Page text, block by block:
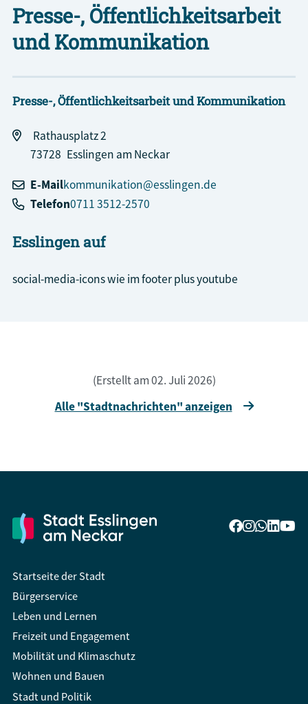
Presse-, Öffentlichkeitsarbeit
und Kommunikation
Presse-, Öffentlichkeitsarbeit und Kommunikation
Rathausplatz 2
73728 Esslingen am Neckar
E-Mailkommunikation@esslingen.de
Telefon0711 3512-2570
Esslingen auf
social-media-icons wie im footer plus youtube
(Erstellt am 02. Juli 2026)
Alle "Stadtnachrichten" anzeigen
Startseite der Stadt
Bürgerservice
Leben und Lernen
Freizeit und Engagement
Mobilität und Klimaschutz
Wohnen und Bauen
Stadt und Politik